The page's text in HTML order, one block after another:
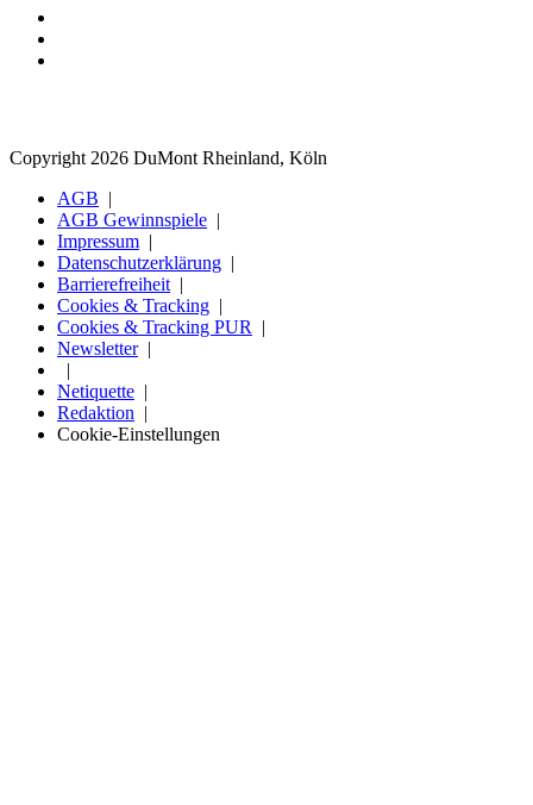
Copyright 2026 DuMont Rheinland, Köln
AGB
AGB Gewinnspiele
Impressum
Datenschutzerklärung
Barrierefreiheit
Cookies & Tracking
Cookies & Tracking PUR
Newsletter
Netiquette
Redaktion
Cookie-Einstellungen